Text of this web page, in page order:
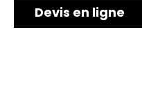
Devis en ligne